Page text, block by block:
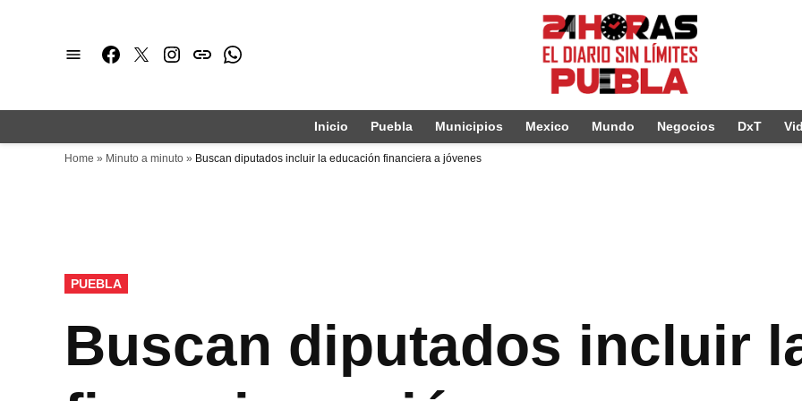
Facebook
TwitterInstagram
issuuWhatsapp
Inicio Puebla Municipios Mexico Mundo Negocios DxT
Home » Minuto a minuto » Buscan diputados incluir la educación financiera a jóvenes
PUBLICADO
EN
PUEBLA
Buscan diputados incluir